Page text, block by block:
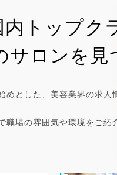
内トップ
ロンを見
めとした、美容業界の求
職場の雰囲気や環境をご